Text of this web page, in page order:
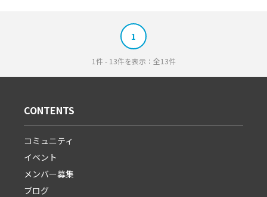
1
1件 - 13件を表示：全13件
CONTENTS
コミュニティ
イベント
メンバー募集
ブログ